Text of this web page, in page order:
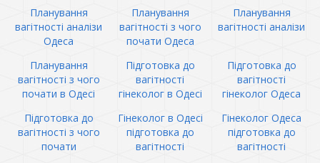
Планування
вагітності аналізи
Одеса
Планування
вагітності з чого
почати Одеса
Планування
вагітності аналізи
Планування
вагітності з чого
почати в Одесі
Підготовка до
вагітності
гінеколог в Одесі
Підготовка до
вагітності
гінеколог Одеса
Підготовка до
вагітності з чого
почати
Гінеколог в Одесі
підготовка до
вагітності
Гінеколог Одеса
підготовка до
вагітності